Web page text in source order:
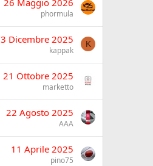
26 Maggio 2026
phormula
3 Dicembre 2025
kappak
K
21 Ottobre 2025
marketto
22 Agosto 2025
AAA
11 Aprile 2025
pino75